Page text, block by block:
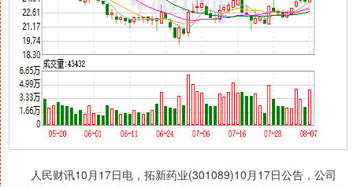
人民财讯10月17日电，拓新药业(301089)10月17日公告，公司